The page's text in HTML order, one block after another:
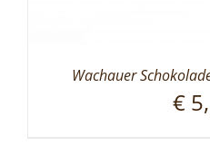
Wachauer
€